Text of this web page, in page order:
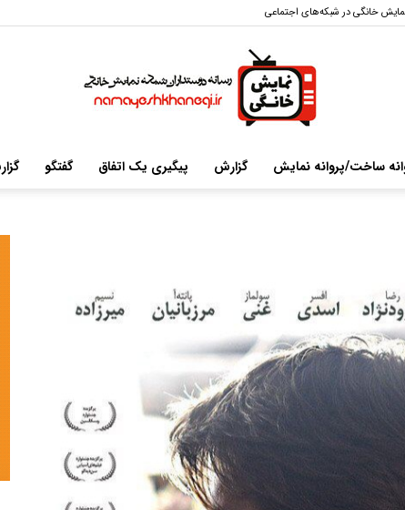
خانگی در شبکه‌های اجتماعی
خبری-
تحلیلی
ساخت/پروانه نمایش گزارش پیگیری یک اتفاق گفتگو